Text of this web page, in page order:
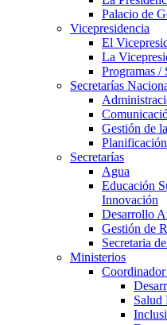
Palacio de
Vicepresidencia
El
La
Programas /
Secretarías
Gestión de
Secretarías
Agua
Educación
Innovación
Desarrollo
Gestión de
Secretaria
Ministerios
Salud